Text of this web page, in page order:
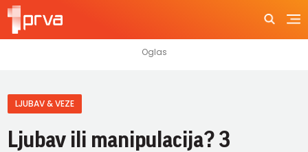
LJUBAV & VEZE
Ljubav ili manipulacija? 3